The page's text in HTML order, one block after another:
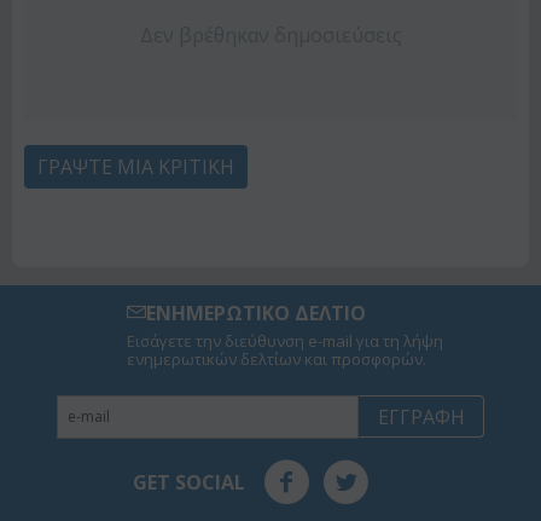
ΓΡΆΨΤΕ ΜΙΑ ΚΡΙΤΙΚΉ
ΕΝΗΜΕΡΩΤΙΚΟ ΔΕΛΤΙΟ
Εισάγετε την διεύθυνση e-mail για τη λήψη
ενημερωτικών δελτίων και προσφορών.
ΕΓΓΡΑΦΉ
GET SOCIAL